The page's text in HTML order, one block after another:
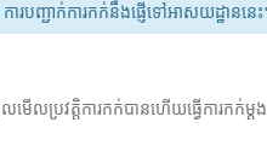
ការបញ្ជាក់ការកក់នឹងផ្ញើទៅអាសយដ្ឋាននេះ
លប្រវត្តិការកក់បានហើយធ្វើការកក់ម្ដ